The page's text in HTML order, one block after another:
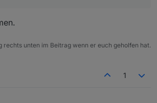
rechts unten im Beitrag wenn er euch geholfen hat.
1